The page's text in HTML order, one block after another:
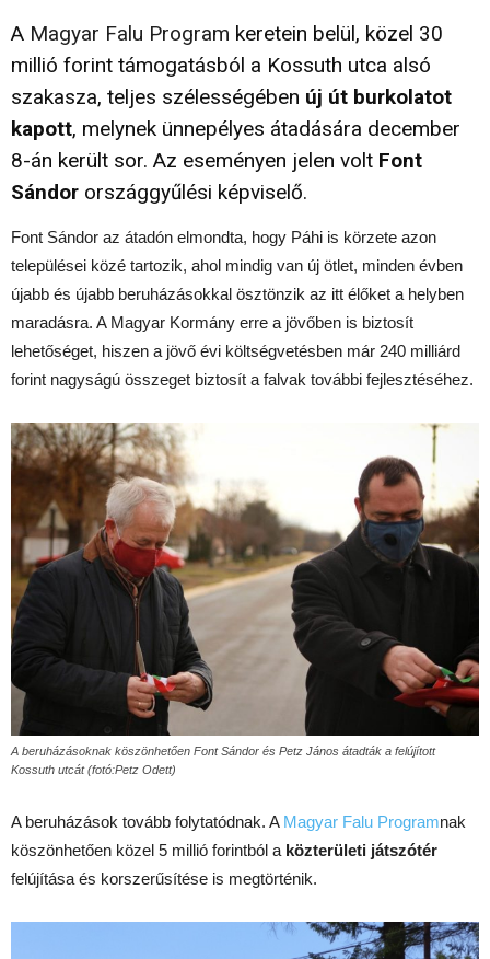
A Magyar Falu Program keretein belül, közel 30
millió forint támogatásból a Kossuth utca alsó
szakasza, teljes szélességében új út burkolatot
kapott, melynek ünnepélyes átadására december
8-án került sor. Az eseményen jelen volt Font
Sándor országgyűlési képviselő.
Font Sándor az átadón elmondta, hogy Páhi is körzete azon
települései közé tartozik, ahol mindig van új ötlet, minden évben
újabb és újabb beruházásokkal ösztönzik az itt élőket a helyben
maradásra. A Magyar Kormány erre a jövőben is biztosít
lehetőséget, hiszen a jövő évi költségvetésben már 240 milliárd
forint nagyságú összeget biztosít a falvak további fejlesztéséhez.
A beruházásoknak köszönhetően Font Sándor és Petz János átadták a felújított
Kossuth utcát (fotó:Petz Odett)
A beruházások tovább folytatódnak. A Magyar Falu Programnak
köszönhetően közel 5 millió forintból a közterületi játszótér
felújítása és korszerűsítése is megtörténik.